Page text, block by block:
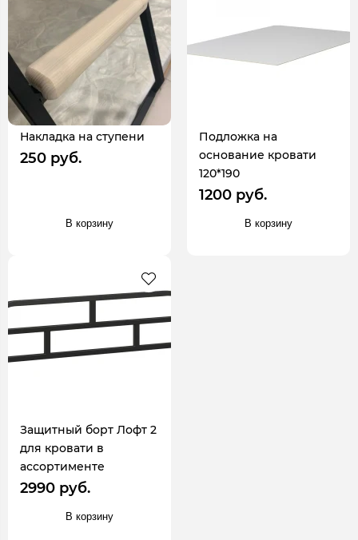
Накладка на ступени
250 руб.
В корзину
Подложка на
основание кровати
120*190
1200 руб.
В корзину
Защитный борт Лофт 2
для кровати в
ассортименте
2990 руб.
В корзину